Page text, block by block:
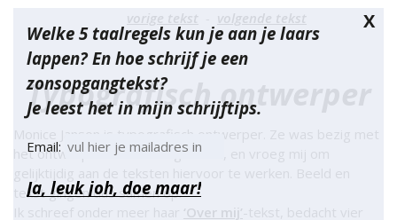
X
Welke 5 taalregels kun je aan je laars
lappen? En hoe schrijf je een
zonsopgangtekst?
Je leest het in mijn schrijftips.
Email:
Bericht
navigatie
vorige tekst volgende tekst
Typografisch ontwerper
het ontwerpen van haar eigen site, en vroeg mij om
tekst gingen dus samen op.
‘Over mij’